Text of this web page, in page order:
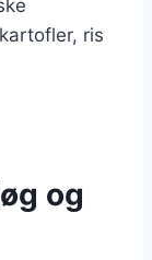
ris
og